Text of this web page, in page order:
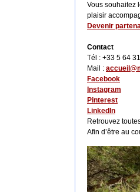
Vous souhaitez
plaisir
Devenir
Contact
Tél : +33 5 64
Mail :
Facebook
Instagram
Pinterest
LinkedIn
Retrouvez
Afin d’être au